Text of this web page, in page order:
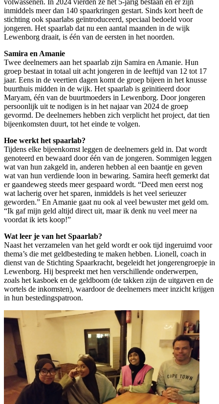
volwassenen. In 2024 vierden ze het 5-jarig bestaan en er zijn
inmiddels meer dan 140 spaarkringen gestart. Sinds kort heeft de
stichting ook spaarlabs geïntroduceerd, speciaal bedoeld voor
jongeren. Het spaarlab dat nu een aantal maanden in de wijk
Lewenborg draait, is één van de eersten in het noorden.
Samira en Amanie
Twee deelnemers aan het spaarlab zijn Samira en Amanie. Hun
groep bestaat in totaal uit acht jongeren in de leeftijd van 12 tot 17
jaar. Eens in de veertien dagen komt de groep bijeen in het knusse
buurthuis midden in de wijk. Het spaarlab is geïnitieerd door
Maryam, één van de buurtmoeders in Lewenborg. Door jongeren
persoonlijk uit te nodigen is in het najaar van 2024 de groep
gevormd. De deelnemers hebben zich verplicht het project, dat tien
bijeenkomsten duurt, tot het einde te volgen.
Hoe werkt het spaarlab?
Tijdens elke bijeenkomst leggen de deelnemers geld in. Dat wordt
genoteerd en bewaard door één van de jongeren. Sommigen leggen
wat van hun zakgeld in, anderen hebben al een baantje en geven
wat van hun verdiende loon in bewaring. Samira heeft gemerkt dat
er gaandeweg steeds meer gespaard wordt. “Deed men eerst nog
wat lacherig over het sparen, inmiddels is het veel serieuzer
geworden.” En Amanie gaat nu ook al veel bewuster met geld om.
“Ik gaf mijn geld altijd direct uit, maar ik denk nu veel meer na
voordat ik iets koop!”
Wat leer je van het Spaarlab?
Naast het verzamelen van het geld wordt er ook tijd ingeruimd voor
thema’s die met geldbesteding te maken hebben. Lionell, coach in
dienst van de Stichting Spaarkracht, begeleidt het jongerengroepje in
Lewenborg. Hij bespreekt met hen verschillende onderwerpen,
zoals het kasboek en de geldboom (de takken zijn de uitgaven en de
wortels de inkomsten), waardoor de deelnemers meer inzicht krijgen
in hun bestedingspatroon.